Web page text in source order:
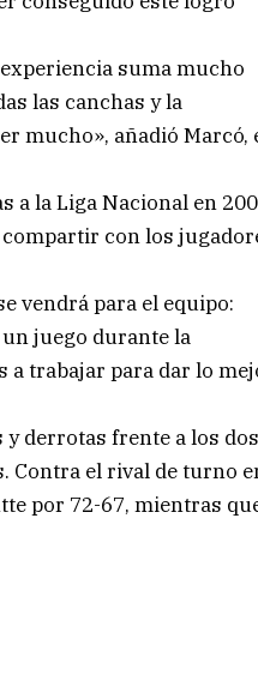
suma mucho
las canchas y la
mucho», añadió Marcó,
a la Liga Nacional en
con los
vendrá para el equipo:
juego durante la
a trabajar para dar lo
derrotas frente a los dos
Contra el rival de turno
por 72-67, mientras